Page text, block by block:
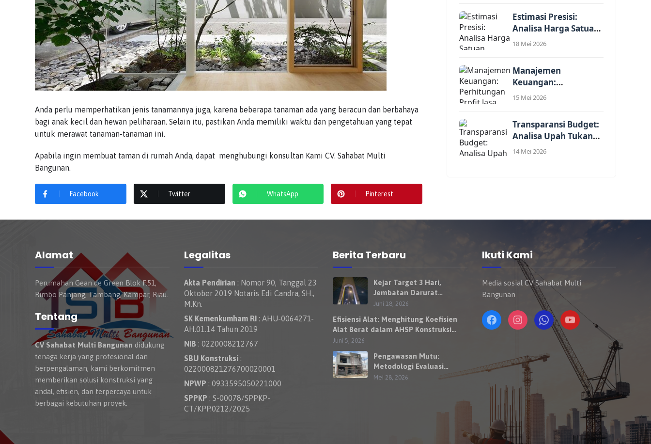
Anda perlu memperhatikan jenis tanamannya juga, karena beberapa tanaman ada yang beracun dan berbahaya
bagi anak kecil dan hewan peliharaan. Selain itu, pastikan Anda memiliki waktu dan pengetahuan yang tepat
untuk merawat tanaman-tanaman ini.
Apabila ingin membuat taman di rumah Anda, dapat menghubungi konsultan Kami CV. Sahabat Multi
Bangunan.
Facebook Twitter WhatsApp Pinterest
Estimasi Presisi:
Analisa Harga Satuan
Pekerjaan Renovasi
18 Mei 2026
Manajemen
Keuangan:
Perhitungan Profit
15 Mei 2026
Transparansi Budget:
Analisa Upah Tukang
Per Meter Persegi...
14 Mei 2026
Alamat
Perumahan Gean de Green Blok F.51,
Rimbo Panjang, Tambang, Kampar, Riau.
Tentang
CV Sahabat Multi Bangunan didukung
tenaga kerja yang profesional dan
berpengalaman, kami berkomitmen
memberikan solusi konstruksi yang
andal, efisien, dan terpercaya untuk
berbagai kebutuhan proyek.
Legalitas
Akta Pendirian : Nomor 90, Tanggal 23
Oktober 2019 Notaris Edi Candra, SH.,
M.Kn.
SK Kemenkumham RI: AHU-0064271-
AH.01.14 Tahun 2019
NIB : 0220008212767
SBU Konstruksi:
022000821276700020001
NPWP : 0933595050221000
SPPKP : S-00078/SPPKP-
CT/KPP.0212/2025
Berita Terbaru
Kejar Target 3 Hari,
Jembatan Darurat
Nelayan Rumbai Mulai
Besok
Juni 18, 2026
Efisiensi Alat: Menghitung Koefisien
Alat Berat dalam AHSP Konstruksi
Jalan
Juni 5, 2026
Pengawasan Mutu:
Metodologi Evaluasi
Kewajaran Harga Satuan
Mei 28, 2026
Ikuti Kami
Media sosial CV Sahabat Multi
Bangunan